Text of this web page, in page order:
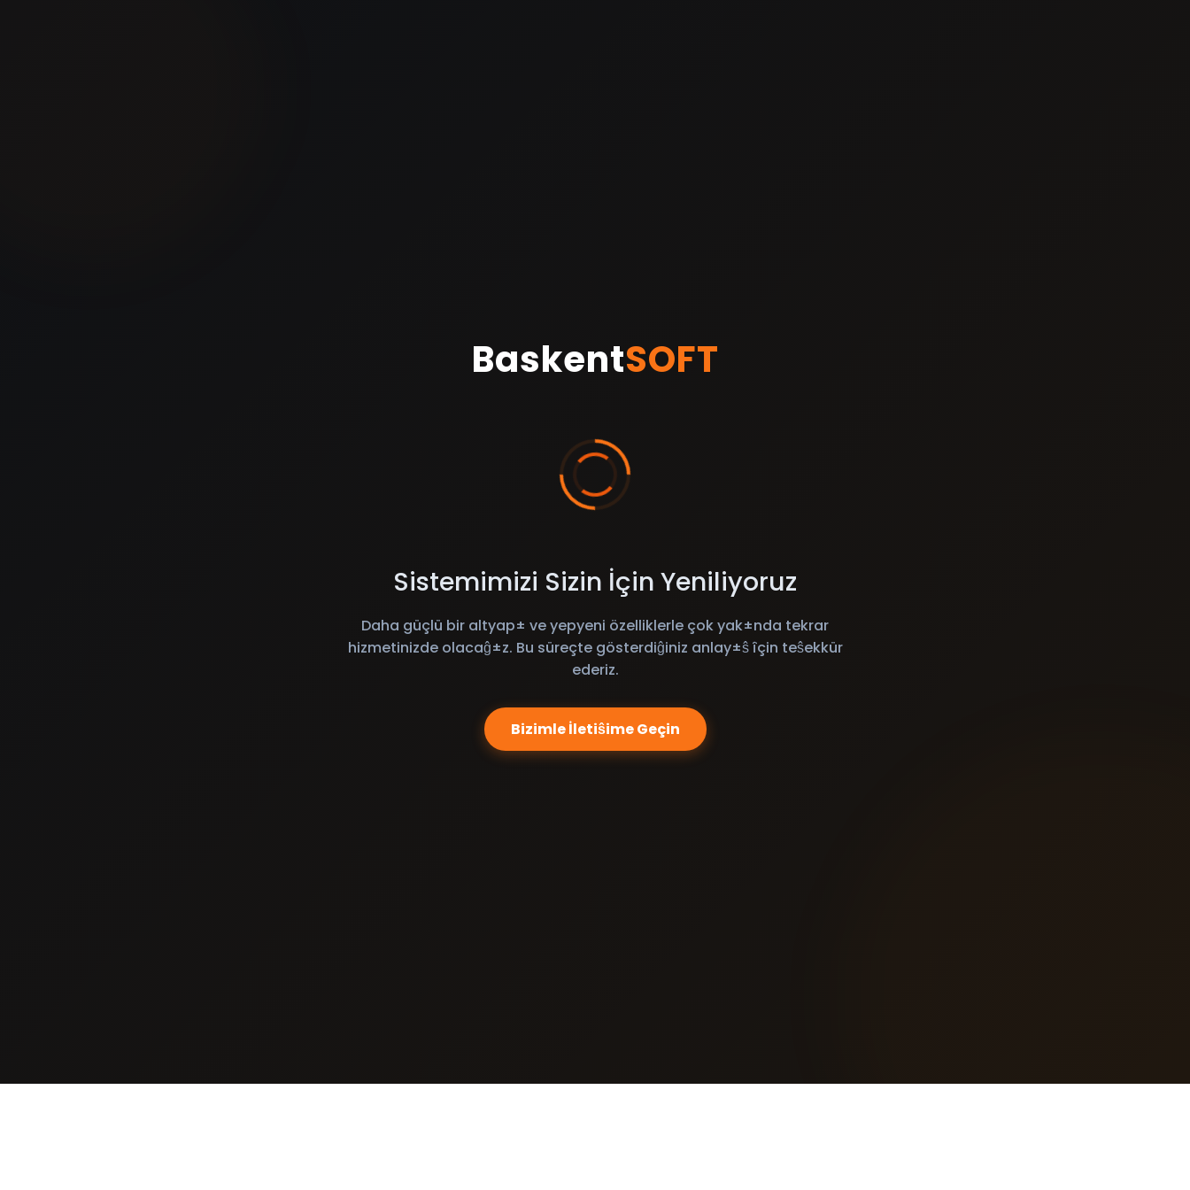
BaskentSOFT
Sistemimizi Sizin İçin Yeniliyoruz
Daha güçlü bir altyap± ve yepyeni özelliklerle çok yak±nda tekrar
hizmetinizde olacaĝ±z. Bu süreçte gösterdiĝiniz anlay±ŝ îçin teŝekkür
ederiz.
Bizimle İletiŝime Geçin